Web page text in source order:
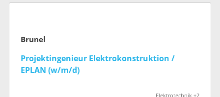
Brunel
Projektingenieur Elektrokonstruktion /
EPLAN (w/m/d)
Elektrotechnik +2